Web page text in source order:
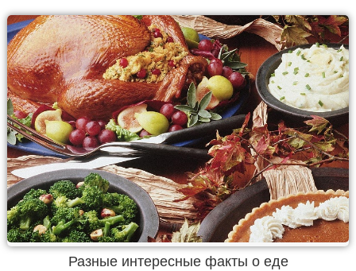
Разные интересные факты о еде